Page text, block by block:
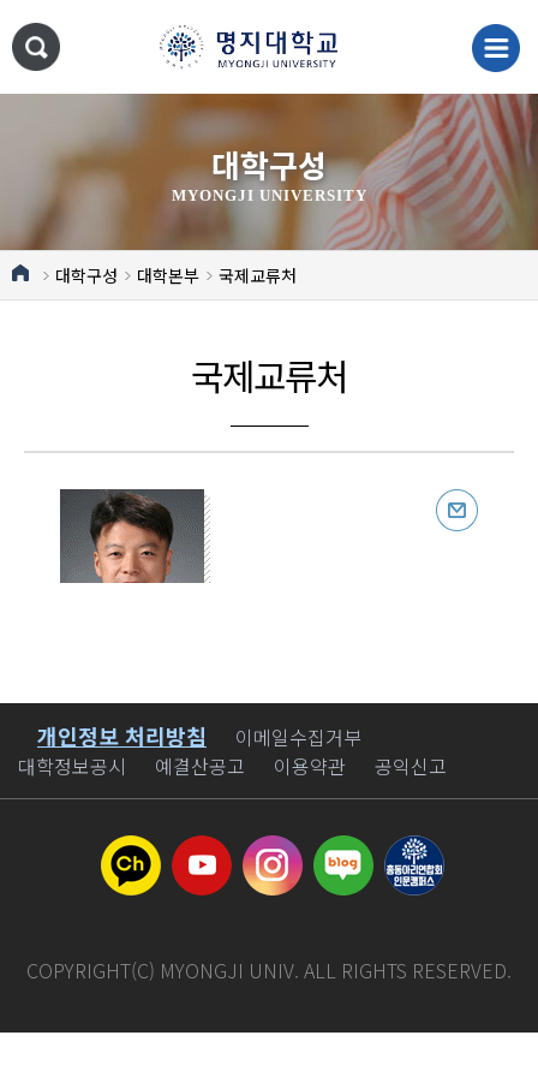
대학구성
MYONGJI UNIVERSITY
대학구성 대학본부 국제교류처
국제교류처
이름
윤종빈
직위(직급)
처장
전화번호
이메일
polsjby@mju.ac.kr
국제교류지원팀
바로가기
개인정보 처리방침
이메일수집거부
대학정보공시
예결산공고 이용약관 공익신고
COPYRIGHT(C) MYONGJI UNIV. ALL RIGHTS RESERVED.